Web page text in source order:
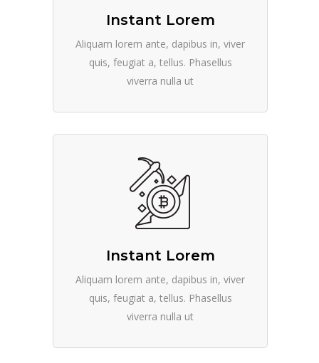
Instant Lorem
Aliquam lorem ante, dapibus in, viver
quis, feugiat a, tellus. Phasellus
viverra nulla ut
Instant Lorem
Aliquam lorem ante, dapibus in, viver
quis, feugiat a, tellus. Phasellus
viverra nulla ut